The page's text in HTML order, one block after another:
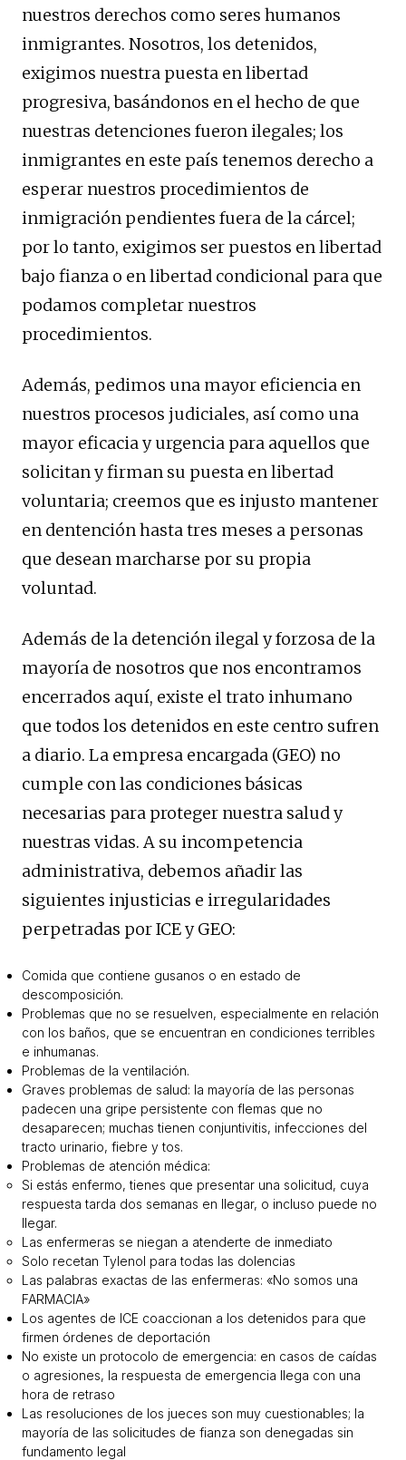
nuestros derechos como seres humanos
inmigrantes. Nosotros, los detenidos,
exigimos nuestra puesta en libertad
progresiva, basándonos en el hecho de que
nuestras detenciones fueron ilegales; los
inmigrantes en este país tenemos derecho a
esperar nuestros procedimientos de
inmigración pendientes fuera de la cárcel;
por lo tanto, exigimos ser puestos en libertad
bajo fianza o en libertad condicional para que
podamos completar nuestros
procedimientos.
Además, pedimos una mayor eficiencia en
nuestros procesos judiciales, así como una
mayor eficacia y urgencia para aquellos que
solicitan y firman su puesta en libertad
voluntaria; creemos que es injusto mantener
en dentención hasta tres meses a personas
que desean marcharse por su propia
voluntad.
Además de la detención ilegal y forzosa de la
mayoría de nosotros que nos encontramos
encerrados aquí, existe el trato inhumano
que todos los detenidos en este centro sufren
a diario. La empresa encargada (GEO) no
cumple con las condiciones básicas
necesarias para proteger nuestra salud y
nuestras vidas. A su incompetencia
administrativa, debemos añadir las
siguientes injusticias e irregularidades
perpetradas por ICE y GEO:
Comida que contiene gusanos o en estado de
descomposición.
Problemas que no se resuelven, especialmente en relación
con los baños, que se encuentran en condiciones terribles
e inhumanas.
Problemas de la ventilación.
Graves problemas de salud: la mayoría de las personas
padecen una gripe persistente con flemas que no
desaparecen; muchas tienen conjuntivitis, infecciones del
tracto urinario, fiebre y tos.
Problemas de atención médica:
Si estás enfermo, tienes que presentar una solicitud, cuya
respuesta tarda dos semanas en llegar, o incluso puede no
llegar.
Las enfermeras se niegan a atenderte de inmediato
Solo recetan Tylenol para todas las dolencias
Las palabras exactas de las enfermeras: «No somos una
FARMACIA»
Los agentes de ICE coaccionan a los detenidos para que
firmen órdenes de deportación
No existe un protocolo de emergencia: en casos de caídas
o agresiones, la respuesta de emergencia llega con una
hora de retraso
Las resoluciones de los jueces son muy cuestionables; la
mayoría de las solicitudes de fianza son denegadas sin
fundamento legal